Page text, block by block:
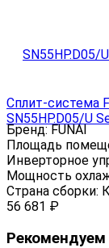
Сплит-система
SN55HP.D05/U
Бренд:FUNAI
Площадь
Инверторное
Мощность
Страна сборки:
56 681 ₽